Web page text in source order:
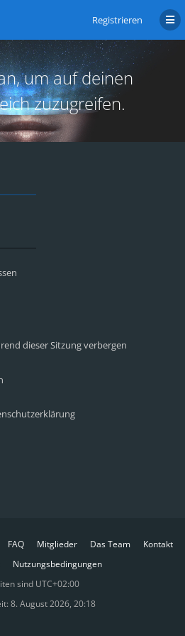
Registrieren
um auf deinen
zuzugreifen.
dieser Sitzung verbergen
FAQ Mitglieder Das Team
Kontakt
Nutzungsbedingungen
sind UTC+02:00
8. August 2026, 20:18